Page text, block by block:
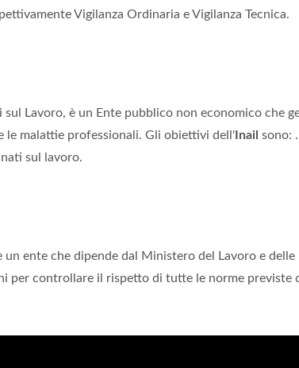
Vigilanza Ordinaria e Vigilanza Tecnica.
Lavoro, è un Ente pubblico non economico che
le malattie professionali. Gli obiettivi dell' Inail sono:
sul lavoro.
ente che dipende dal Ministero del Lavoro e delle
per controllare il rispetto di tutte le norme previste